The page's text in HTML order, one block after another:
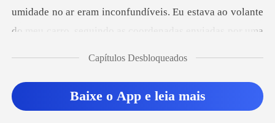
umidade no ar eram inconfundíveis. Eu estava ao vo
Capítulos Desbloqueados
Baixe o App e leia mais